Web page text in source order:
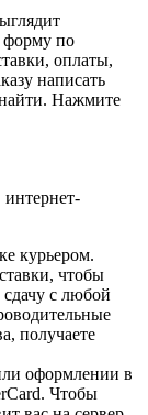
форму по
оплаты,
написать
Нажмите
курьером.
чтобы
сдачу с любой
получаете
оформлении в
Чтобы